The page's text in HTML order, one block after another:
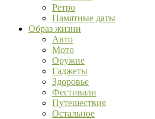
Ретро
Памятные даты
Образ жизни
Авто
Мото
Оружие
Гаджеты
Здоровье
Фестивали
Путешествия
Остальное